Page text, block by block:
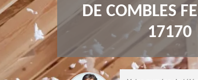
DE COMBLES
17170